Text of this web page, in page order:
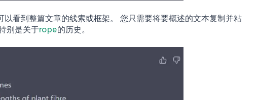
看到整篇文章的线索或框架。 您只需要将要概述的文本复制并粘
别是关于rope的历史。